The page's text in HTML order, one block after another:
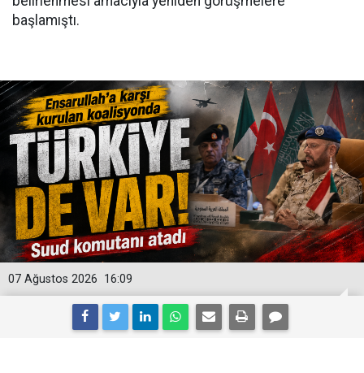
başlamıştı.
16:09
07 Ağustos 2026